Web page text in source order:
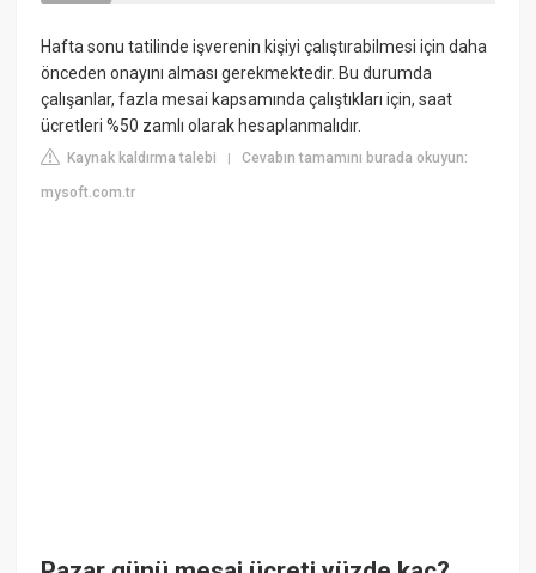
Hafta sonu tatilinde işverenin kişiyi çalıştırabilmesi için daha
önceden onayını alması gerekmektedir. Bu durumda
çalışanlar, fazla mesai kapsamında çalıştıkları için, saat
ücretleri %50 zamlı olarak hesaplanmalıdır.
Kaynak kaldırma talebi |Cevabın tamamını burada okuyun:
mysoft.com.tr